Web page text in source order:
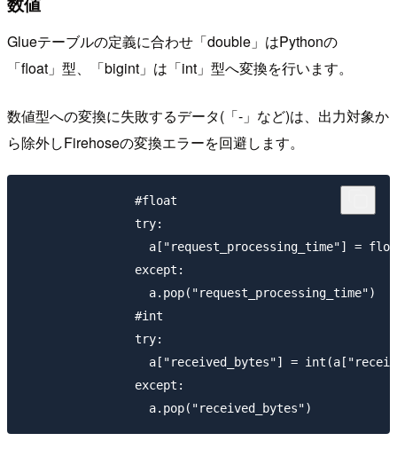
Glueテーブルの定義に合わせ「double」はPythonの
「float」型、「bigint」は「int」型へ変換を行います。
数値型への変換に失敗するデータ(「-」など)は、出力対象か
ら除外しFirehoseの変換エラーを回避します。
                #float
                try:
a["request_processing_time"] =
                except:
                  a.pop("request_processing_time")
                #int
                try:
a["received_bytes"] =
                except: